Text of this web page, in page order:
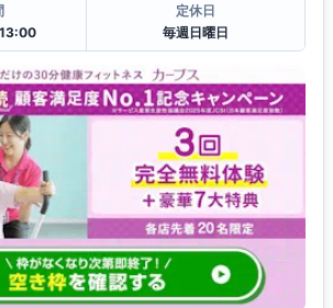
定休日
毎週日曜日